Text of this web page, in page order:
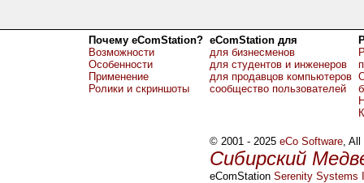
Почему eComStation?
Возможности
Особенности
Применение
Ролики и скриншоты
eComStation для
для бизнесменов
для студентов и инженеров
для продавцов компьютеров
сообщество пользователей
© 2001 - 2025eCo Software, All
Сибирский
eComStationSerenity Systems